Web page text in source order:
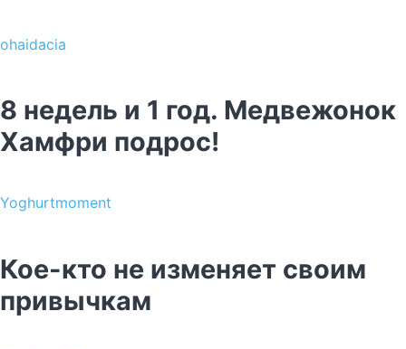
ohaidacia
8 недель и 1 год. Медвежонок
Хамфри подрос!
Yoghurtmoment
Кое-кто не изменяет своим
привычкам